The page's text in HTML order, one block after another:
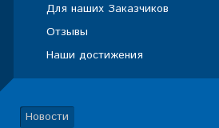
Для наших Заказчиков
Отзывы
Наши достижения
Новости